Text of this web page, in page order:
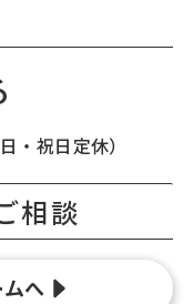
・祝日定休）
相談
へ